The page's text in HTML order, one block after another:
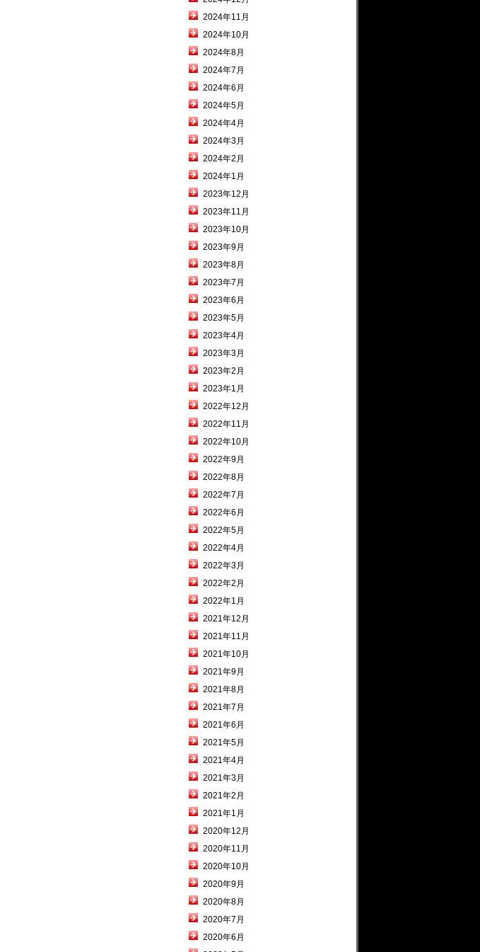
2024年11月
2024年10月
2024年8月
2024年7月
2024年6月
2024年5月
2024年4月
2024年3月
2024年2月
2024年1月
2023年12月
2023年11月
2023年10月
2023年9月
2023年8月
2023年7月
2023年6月
2023年5月
2023年4月
2023年3月
2023年2月
2023年1月
2022年12月
2022年11月
2022年10月
2022年9月
2022年8月
2022年7月
2022年6月
2022年5月
2022年4月
2022年3月
2022年2月
2022年1月
2021年12月
2021年11月
2021年10月
2021年9月
2021年8月
2021年7月
2021年6月
2021年5月
2021年4月
2021年3月
2021年2月
2021年1月
2020年12月
2020年11月
2020年10月
2020年9月
2020年8月
2020年7月
2020年6月